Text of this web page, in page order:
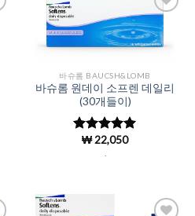
Add to
Wishlist
바슈롬 BAUCSH&LOMB
바슈롬 원데이 소프렌 데일리
(30개들이)
5 중에서
로 평
₩22,050